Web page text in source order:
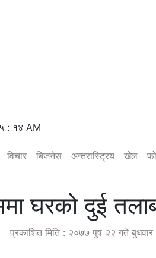
: १५ AM
विचार बिजनेस अन्तरास्ट्रिय खेल
घरको दुई
प्रकाशित मिति : २०७७ पुष २२ गते बुधवार